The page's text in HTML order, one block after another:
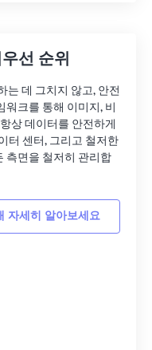
선 순위
는 데 그치지 않고, 안전
크를 통해 이미지, 비
상 데이터를 안전하게
터 센터, 그리고 철저한
측면을 철저히 관리합
자세히 알아보세요